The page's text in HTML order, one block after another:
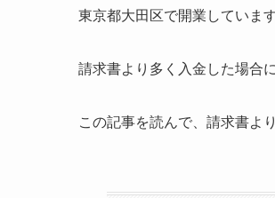
東京都大田区で開業しています
請求書より多く入金した場合
この記事を読んで、請求書よ